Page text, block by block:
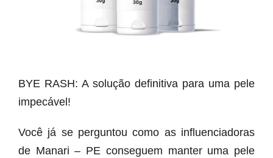
BYE RASH: A solução definitiva para uma pele
impecável!
Você já se perguntou como as influenciadoras
de Manari – PE conseguem manter uma pele